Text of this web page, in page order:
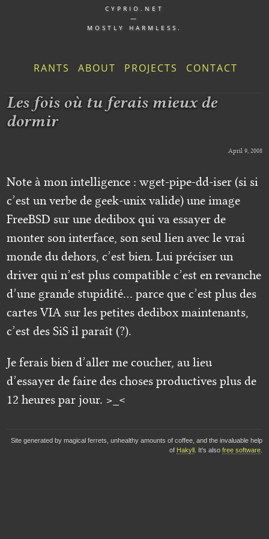
CYPRIO.NET
—
MOSTLY HARMLESS.
RANTS ABOUT PROJECTS CONTACT
Les fois où tu ferais mieux de
dormir
April 9, 2008
Note à mon intelligence : wget-pipe-dd-iser (si si
c’est un verbe de geek-unix valide) une image
FreeBSD sur une dedibox qui va essayer de
monter son interface, son seul lien avec le vrai
monde du dehors, c’est bien. Lui préciser un
driver qui n’est plus compatible c’est en revanche
d’une grande stupidité… parce que c’est plus des
cartes VIA sur les petites dedibox maintenants,
c’est des SiS il paraît (?).
Je ferais bien d’aller me coucher, au lieu
d’essayer de faire des choses productives plus de
12 heures par jour. >_<
Site generated by magical ferrets, unhealthy amounts of coffee, and the invaluable help
of Hakyll . It's also free software.